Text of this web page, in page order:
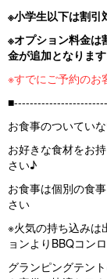
※小学生以下は割引
※オプション料金は
金が追加となります
※すでにご予約のお
お食事のついてい
お好きな食材をお
さい♪
お食事は個別の食
さい
※火気の持ち込みは
ョンよりBBQコン
グランピングテン